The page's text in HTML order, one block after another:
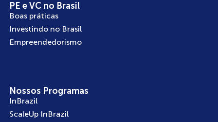
PE e VC no Brasil
Boas práticas
Investindo no Brasil
Empreendedorismo
Nossos Programas
InBrazil
ScaleUp InBrazil